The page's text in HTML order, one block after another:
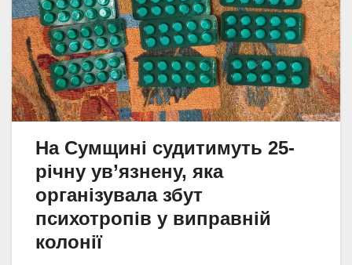
На Сумщині судитимуть 25-
річну ув’язнену, яка
організувала збут
психотропів у виправній
колонії